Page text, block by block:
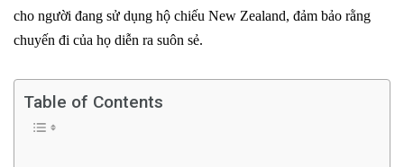
cho người đang sử dụng hộ chiếu New Zealand, đảm bảo rằng
chuyến đi của họ diễn ra suôn sẻ.
Table of Contents